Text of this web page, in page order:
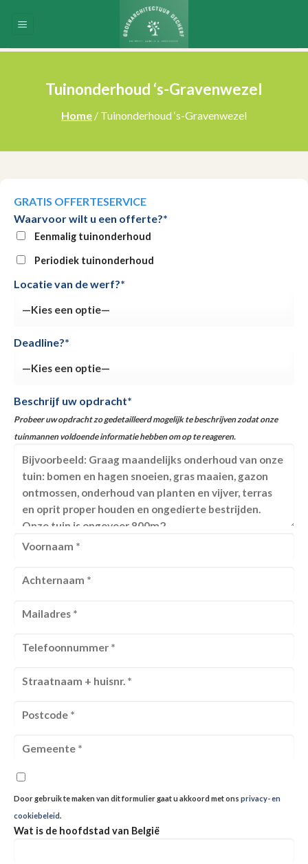
Tuinonderhoud ‘s-Gravenwezel
Home / Tuinonderhoud ‘s-Gravenwezel
GRATIS OFFERTESERVICE
Waarvoor wilt u een offerte?*
Eenmalig tuinonderhoud
Periodiek tuinonderhoud
Locatie van de werf?*
Deadline?*
Beschrijf uw opdracht*
Probeer uw opdracht zo gedetailleerd mogelijk te beschrijven zodat onze
tuinmannen voldoende informatie hebben om op te reageren.
Door gebruik te maken van dit formulier gaat u akkoord met ons privacy- en
cookiebeleid.
Wat is de hoofdstad van België